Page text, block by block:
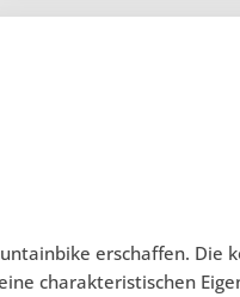
erschaffen. Die
charakteristischen